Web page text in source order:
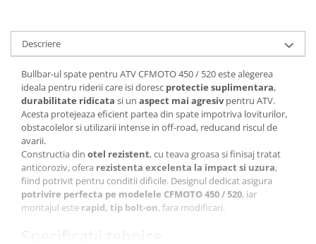
Ochelari
Manusi
Tricouri
Pantaloni
Set Complet
Borseta
Geanta
Rucsac
Protectii
Sosete
Armura
Descriere
Bullbar-ul spate pentru ATV CFMOTO 450 / 520 este alegerea
ideala pentru riderii care isi doresc protectie suplimentara,
durabilitate ridicata si un aspect mai agresivpentru ATV.
Acesta protejeaza eficient partea din spate impotriva loviturilor,
obstacolelor si utilizarii intense in off-road, reducand riscul de
avarii.
Constructia din otel rezistent, cu teava groasa si finisaj tratat
anticoroziv, ofera rezistenta excelenta la impact si uzura,
fiind potrivit pentru conditii dificile. Designul dedicat asigura
potrivire perfecta pe modelele CFMOTO 450 / 520, iar
montajul este rapid, tip bolt-on, fara modificari.